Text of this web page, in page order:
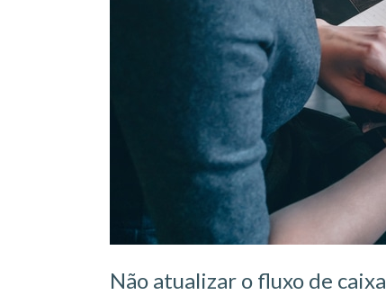
Não atualizar o fluxo de caixa